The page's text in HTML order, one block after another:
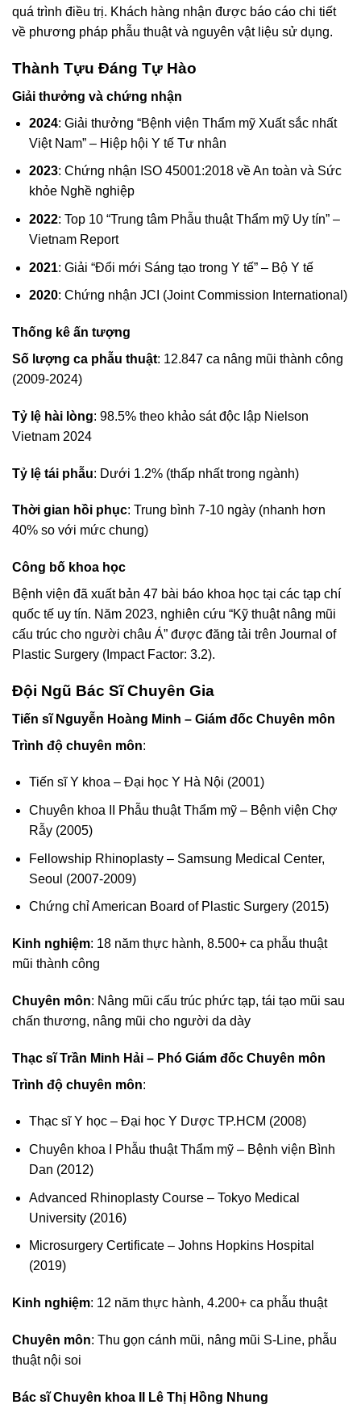
quá trình điều trị. Khách hàng nhận được báo cáo chi tiết
về phương pháp phẫu thuật và nguyên vật liệu sử dụng.
Thành Tựu Đáng Tự Hào
Giải thưởng và chứng nhận
2024: Giải thưởng “Bệnh viện Thẩm mỹ Xuất sắc nhất
Việt Nam” – Hiệp hội Y tế Tư nhân
2023: Chứng nhận ISO 45001:2018 về An toàn và Sức
khỏe Nghề nghiệp
2022: Top 10 “Trung tâm Phẫu thuật Thẩm mỹ Uy tín” –
Vietnam Report
2021: Giải “Đổi mới Sáng tạo trong Y tế” – Bộ Y tế
2020: Chứng nhận JCI (Joint Commission International)
Thống kê ấn tượng
Số lượng ca phẫu thuật: 12.847 ca nâng mũi thành công
(2009-2024)
Tỷ lệ hài lòng: 98.5% theo khảo sát độc lập Nielson
Vietnam 2024
Tỷ lệ tái phẫu: Dưới 1.2% (thấp nhất trong ngành)
Thời gian hồi phục: Trung bình 7-10 ngày (nhanh hơn
40% so với mức chung)
Công bố khoa học
Bệnh viện đã xuất bản 47 bài báo khoa học tại các tạp chí
quốc tế uy tín. Năm 2023, nghiên cứu “Kỹ thuật nâng mũi
cấu trúc cho người châu Á” được đăng tải trên Journal of
Plastic Surgery (Impact Factor: 3.2).
Đội Ngũ Bác Sĩ Chuyên Gia
Tiến sĩ Nguyễn Hoàng Minh – Giám đốc Chuyên môn
Trình độ chuyên môn:
Tiến sĩ Y khoa – Đại học Y Hà Nội (2001)
Chuyên khoa II Phẫu thuật Thẩm mỹ – Bệnh viện Chợ
Rẫy (2005)
Fellowship Rhinoplasty – Samsung Medical Center,
Seoul (2007-2009)
Chứng chỉ American Board of Plastic Surgery (2015)
Kinh nghiệm: 18 năm thực hành, 8.500+ ca phẫu thuật
mũi thành công
Chuyên môn: Nâng mũi cấu trúc phức tạp, tái tạo mũi sau
chấn thương, nâng mũi cho người da dày
Thạc sĩ Trần Minh Hải – Phó Giám đốc Chuyên môn
Trình độ chuyên môn:
Thạc sĩ Y học – Đại học Y Dược TP.HCM (2008)
Chuyên khoa I Phẫu thuật Thẩm mỹ – Bệnh viện Bình
Dan (2012)
Advanced Rhinoplasty Course – Tokyo Medical
University (2016)
Microsurgery Certificate – Johns Hopkins Hospital
(2019)
Kinh nghiệm: 12 năm thực hành, 4.200+ ca phẫu thuật
Chuyên môn: Thu gọn cánh mũi, nâng mũi S-Line, phẫu
thuật nội soi
Bác sĩ Chuyên khoa II Lê Thị Hồng Nhung